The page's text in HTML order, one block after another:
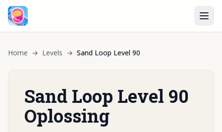
Home → Levels → Sand Loop Level 90
Sand Loop Level 90
Oplossing